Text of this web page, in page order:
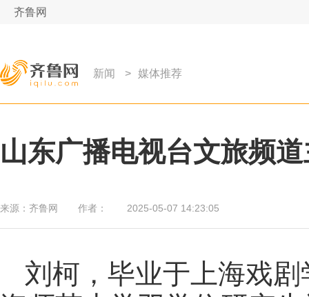
齐鲁网
新闻 > 媒体推荐
山东广播电视台文旅频
来源： 齐鲁网 作者： 2025-05-07 14:23:05
刘柯，毕业于上海戏